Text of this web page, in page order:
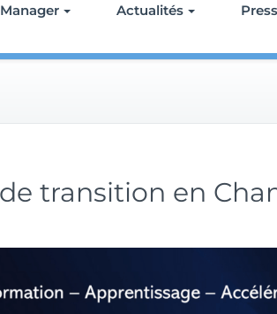
Manager Actualités
transition en